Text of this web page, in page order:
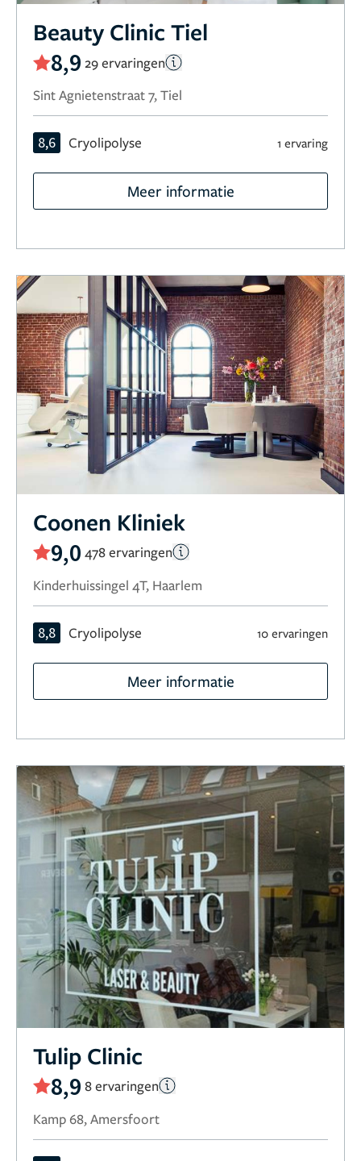
Beauty Clinic Tiel
8,9 29 ervaringen
Sint Agnietenstraat 7, Tiel
8,6 Cryolipolyse 1 ervaring
Meer informatie
Coonen Kliniek
9,0 478 ervaringen
Kinderhuissingel 4T, Haarlem
8,8 Cryolipolyse 10 ervaringen
Meer informatie
Tulip Clinic
8,9 8 ervaringen
Kamp 68, Amersfoort